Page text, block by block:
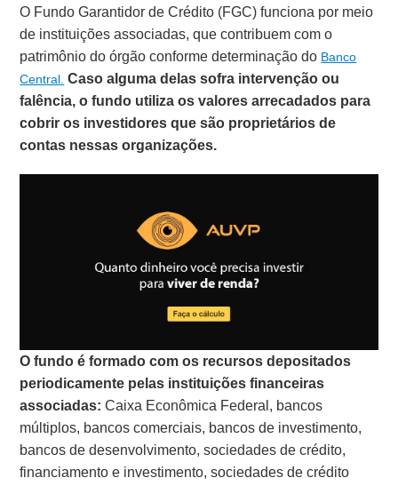
O Fundo Garantidor de Crédito (FGC) funciona por meio
de instituições associadas, que contribuem com o
patrimônio do órgão conforme determinação do Banco
Central. Caso alguma delas sofra intervenção ou
falência, o fundo utiliza os valores arrecadados para
cobrir os investidores que são proprietários de
contas nessas organizações.
O fundo é formado com os recursos depositados
periodicamente pelas instituições financeiras
associadas: Caixa Econômica Federal, bancos
múltiplos, bancos comerciais, bancos de investimento,
bancos de desenvolvimento, sociedades de crédito,
financiamento e investimento, sociedades de crédito